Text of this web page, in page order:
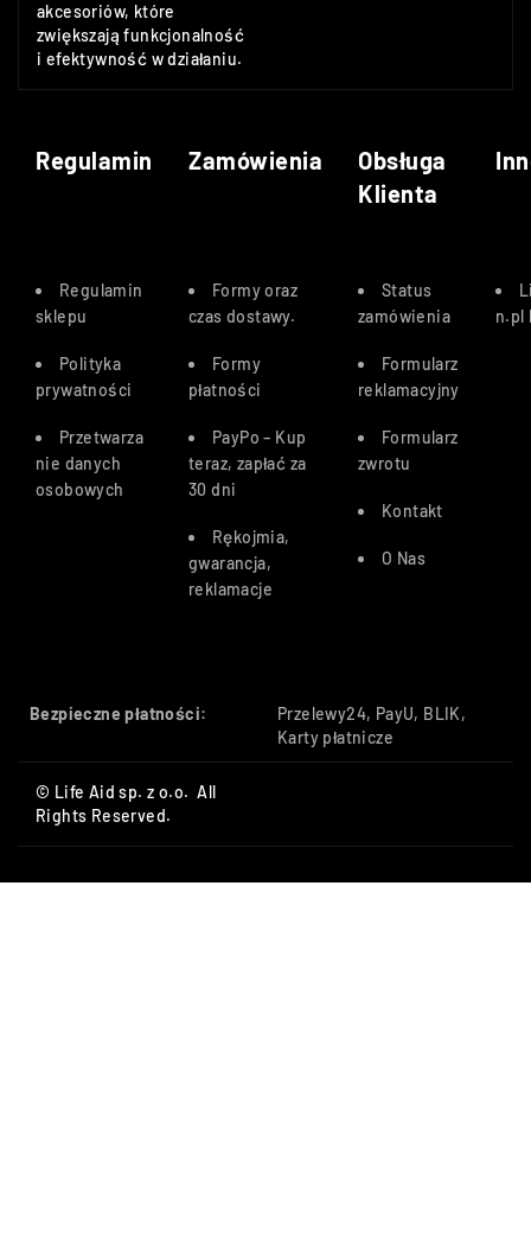
akcesoriów, które
zwiększają funkcjonalność
i efektywność w działaniu.
Regulamin Zamówienia
Obsługa
Klienta
Regulamin
sklepu
Polityka
prywatności
Przetwarza
nie danych
osobowych
Formy oraz
czas dostawy.
Formy
płatności
PayPo – Kup
teraz, zapłać za
30 dni
Rękojmia,
gwarancja,
reklamacje
Status
zamówienia
Formularz
reklamacyjny
Formularz
zwrotu
Kontakt
O Nas
n.pl
Bezpieczne płatności:
Przelewy24, PayU, BLIK,
Karty płatnicze
© Life Aid sp. z o.o. All
Rights Reserved.